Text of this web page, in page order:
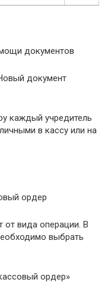
документов
документ
каждый учредитель
в кассу или на
ордер
от вида операции. В
выбрать
ордер»